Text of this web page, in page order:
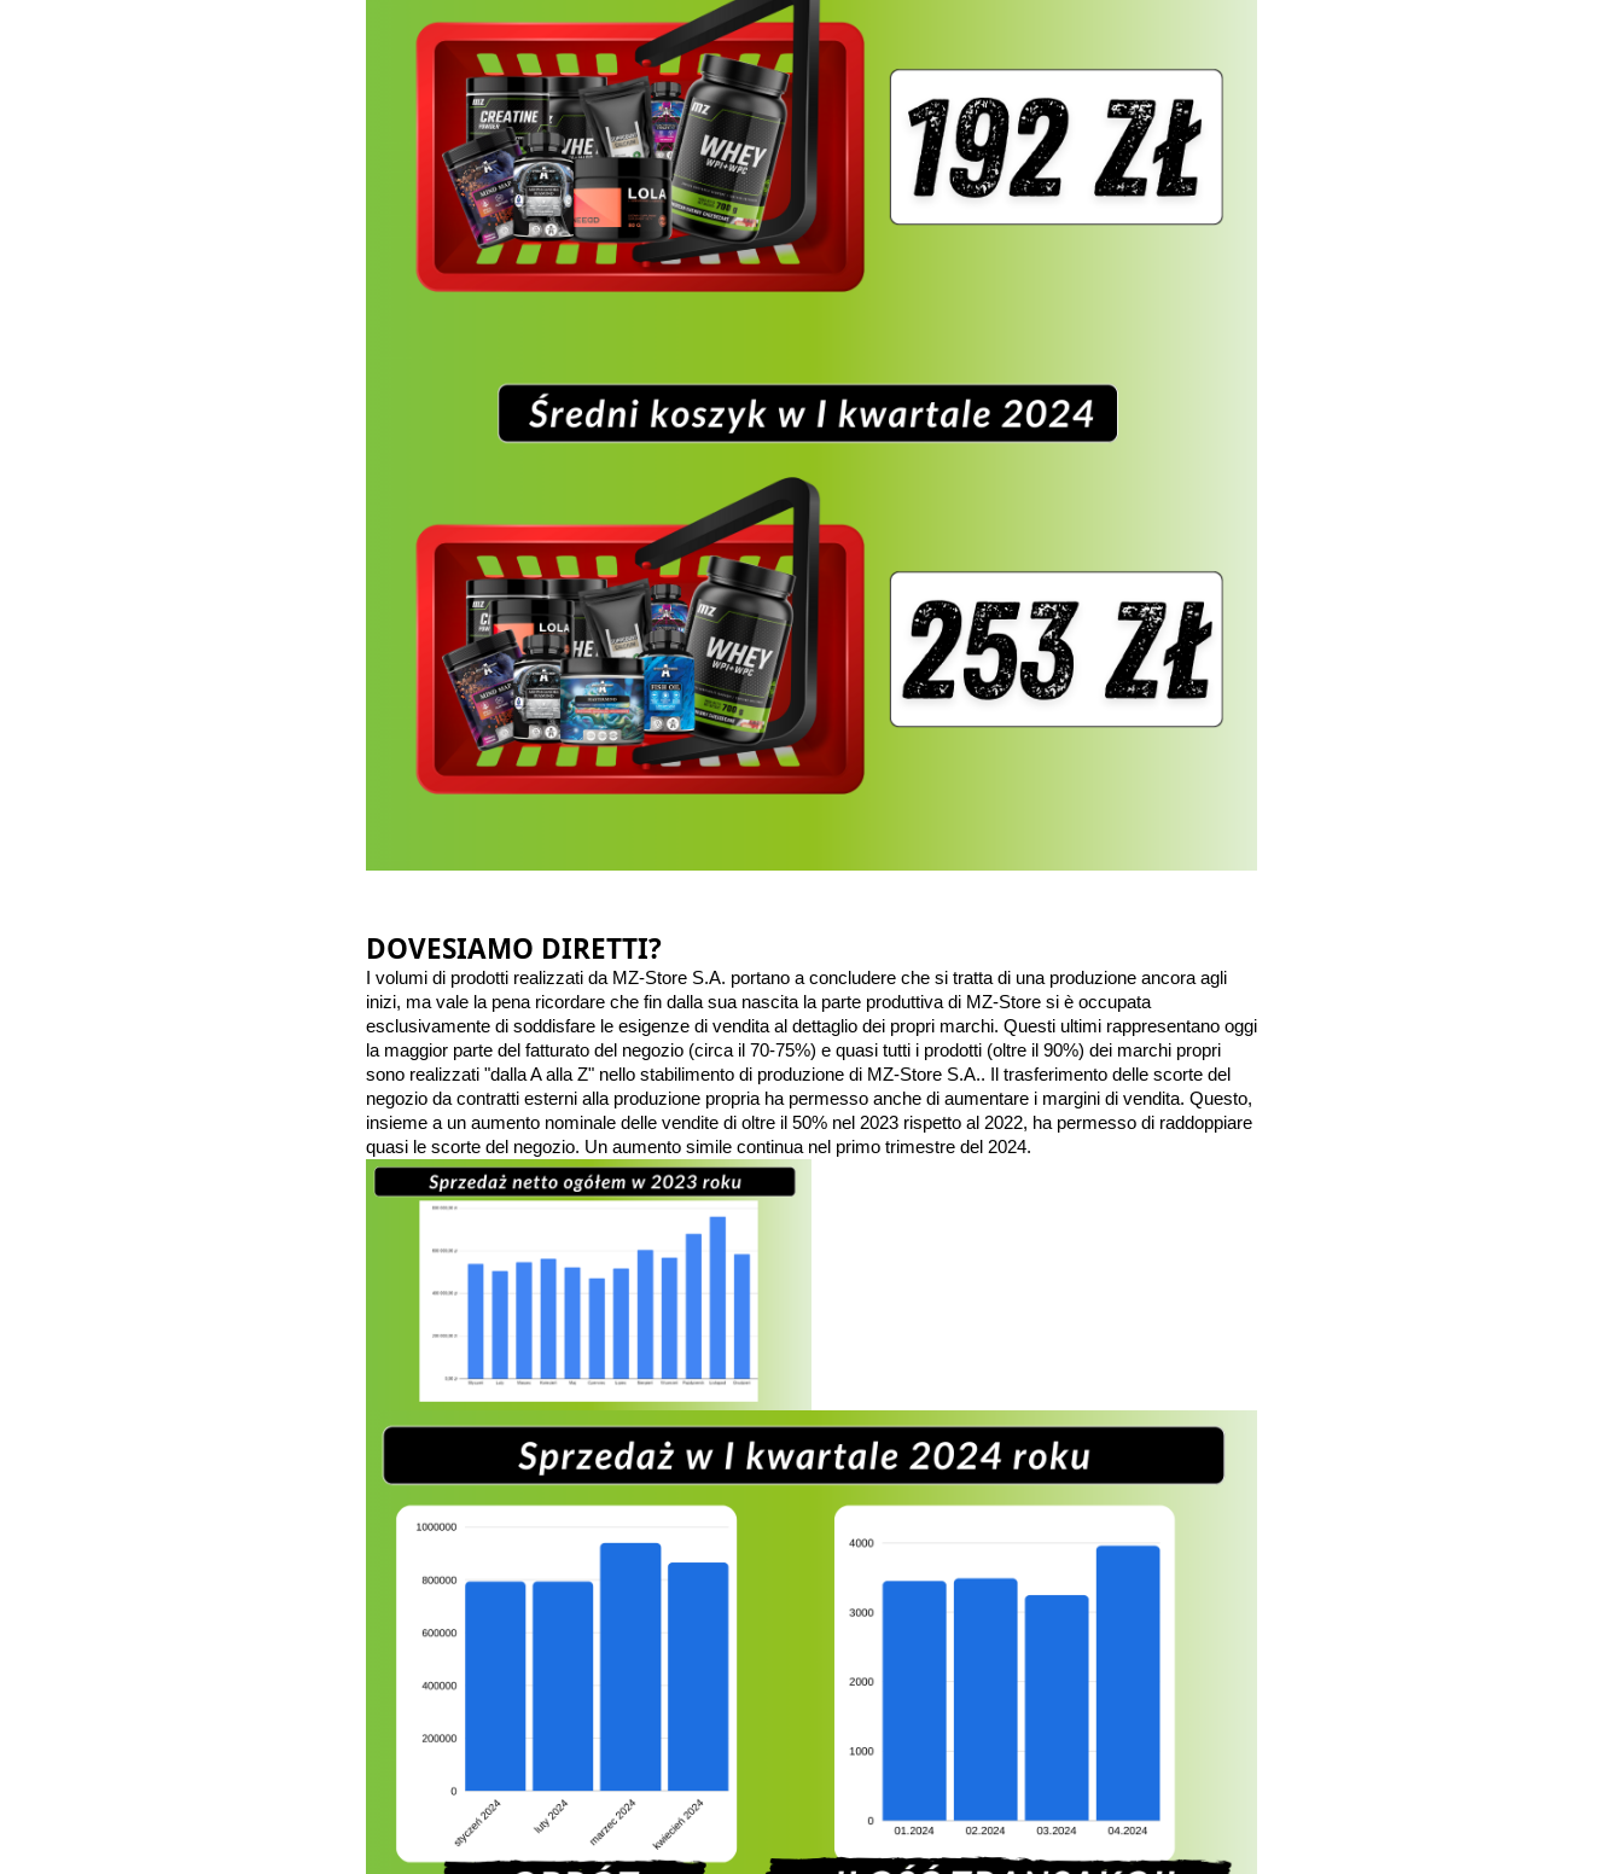
DOVESIAMO DIRETTI?
I volumi di prodotti realizzati da MZ-Store S.A. portano a concludere che si tratta di una produzione ancora agli
inizi, ma vale la pena ricordare che fin dalla sua nascita la parte produttiva di MZ-Store si è occupata
esclusivamente di soddisfare le esigenze di vendita al dettaglio dei propri marchi. Questi ultimi rappresentano oggi
la maggior parte del fatturato del negozio (circa il 70-75%) e quasi tutti i prodotti (oltre il 90%) dei marchi propri
sono realizzati "dalla A alla Z" nello stabilimento di produzione di MZ-Store S.A.. Il trasferimento delle scorte del
negozio da contratti esterni alla produzione propria ha permesso anche di aumentare i margini di vendita. Questo,
insieme a un aumento nominale delle vendite di oltre il 50% nel 2023 rispetto al 2022, ha permesso di raddoppiare
quasi le scorte del negozio. Un aumento simile continua nel primo trimestre del 2024.